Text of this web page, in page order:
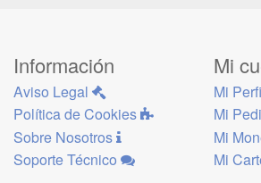
Información
Aviso Legal
Política de Cookies
Sobre Nosotros
Soporte Técnico
Mi
Mi
Mi
Mi
Mi